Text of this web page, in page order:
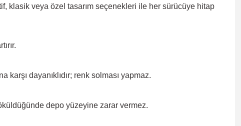
klasik veya özel tasarım seçenekleri ile her sürücüye hitap
karşı dayanıklıdır; renk solması yapmaz.
depo yüzeyine zarar vermez.